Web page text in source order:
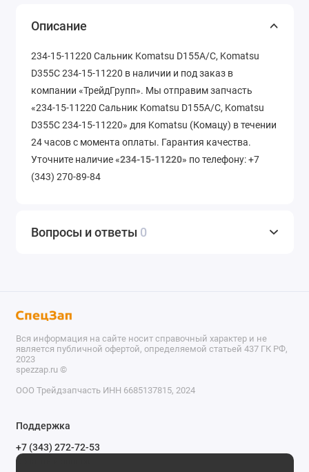
Описание
234-15-11220 Сальник Komatsu D155A/C, Komatsu
D355C 234-15-11220 в наличии и под заказ в
компании «ТрейдГрупп». Мы отправим запчасть
«234-15-11220 Сальник Komatsu D155A/C, Komatsu
D355C 234-15-11220» для Komatsu (Комацу) в течении
24 часов с момента оплаты. Гарантия качества.
Уточните наличие «234-15-11220» по телефону: +7
(343) 270-89-84
Вопросы и ответы 0
Вся информация на сайте носит справочный характер и не
является публичной офертой, определяемой статьей 437 ГК РФ,
2023
spezzap.ru ©️
ООО Трейдзапчасть ИНН 6685137815, 2024
Поддержка
+7 (343) 272-72-53
Обратный звонок